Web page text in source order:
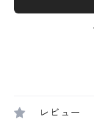
レビュー